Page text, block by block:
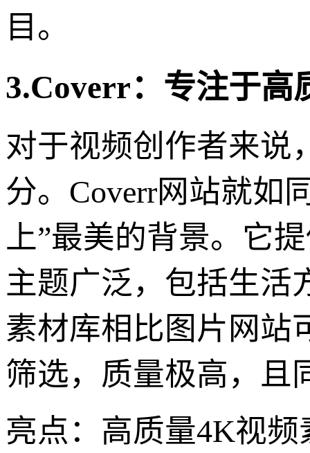
目。
3.Coverr：专注于高
对于视频创作者来说
分。Coverr网站就如
上”最美的背景。它
主题广泛，包括生活
素材库相比图片网站
筛选，质量极高，且
亮点：高质量4K视